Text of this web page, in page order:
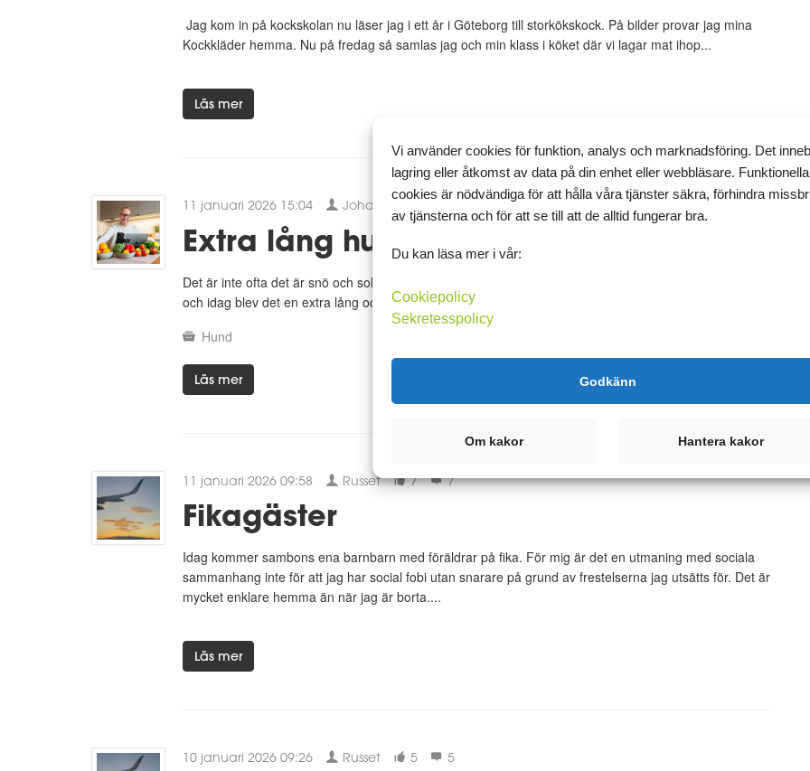
Jag kom in på kockskolan nu läser jag i ett år i Göteborg till storkökskock. På bilder provar jag mina
Kockkläder hemma. Nu på fredag så samlas jag och min klass i köket där vi lagar mat ihop...
Läs mer
11 januari 2026 15:04 Johan
Extra lång hundpromenad i solen
Det är inte ofta det är snö och sol på samma gång här nere i Malmö. Nu har det varit fint i flera dagar
och idag blev det en extra lång och skön promenad med Shiva. Underbart! ☀️
Hund
Läs mer
11 januari 2026 09:58 Russet 7 7
Fikagäster
Idag kommer sambons ena barnbarn med föräldrar på fika. För mig är det en utmaning med sociala
sammanhang inte för att jag har social fobi utan snarare på grund av frestelserna jag utsätts för. Det är
mycket enklare hemma än när jag är borta....
Läs mer
10 januari 2026 09:26 Russet 5 5
Vi använder cookies för funktion, analys och marknadsföring. Det
lagring eller åtkomst av data på din enhet eller webbläsare. Funktionella
cookies är nödvändiga för att hålla våra tjänster säkra, förhindra
av tjänsterna och för att se till att de alltid fungerar bra.
Du kan läsa mer i vår:
Cookiepolicy
Sekretesspolicy
Godkänn
Om kakor Hantera kakor